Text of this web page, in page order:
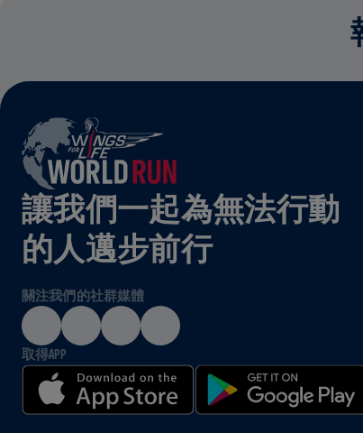
讓我們一起為無法行動
的人邁步前行
關注我們的社群媒體
取得APP